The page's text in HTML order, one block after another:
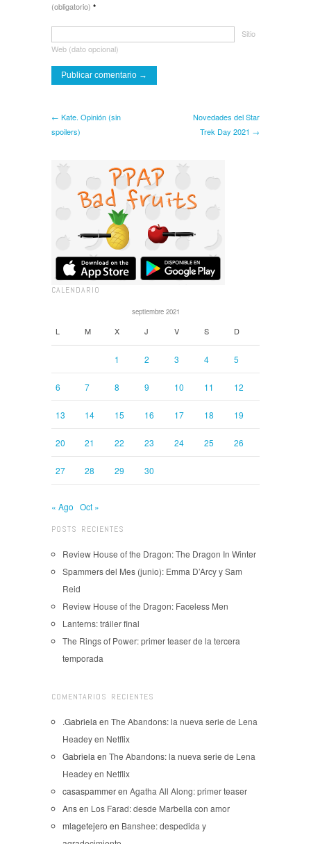
(obligatorio) *
Sitio
Web (dato opcional)
← Kate. Opinión (sin
spoilers)
Novedades del Star
Trek Day 2021 →
CALENDARIO
septiembre 2021
L M X J V S D
1 2 3 4 5
6 7 8 9 10 11 12
13 14 15 16 17 18 19
20 21 22 23 24 25 26
27 28 29 30
« Ago Oct »
POSTS RECIENTES
Review House of the Dragon: The Dragon In Winter
Spammers del Mes (junio): Emma D’Arcy y Sam
Reid
Review House of the Dragon: Faceless Men
Lanterns: tráiler final
The Rings of Power: primer teaser de la tercera
temporada
COMENTARIOS RECIENTES
.Gabriela en The Abandons: la nueva serie de Lena
Headey en Netflix
Gabriela en The Abandons: la nueva serie de Lena
Headey en Netflix
casaspammeren Agatha All Along: primer teaser
Ansen Los Farad: desde Marbella con amor
mlagetejero en Banshee: despedida y